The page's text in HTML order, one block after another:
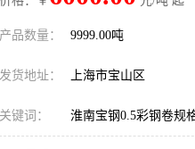
产品数量： 9999.00吨
发货地址： 上海市宝山区
关键词： 淮南宝钢0.5彩钢卷规